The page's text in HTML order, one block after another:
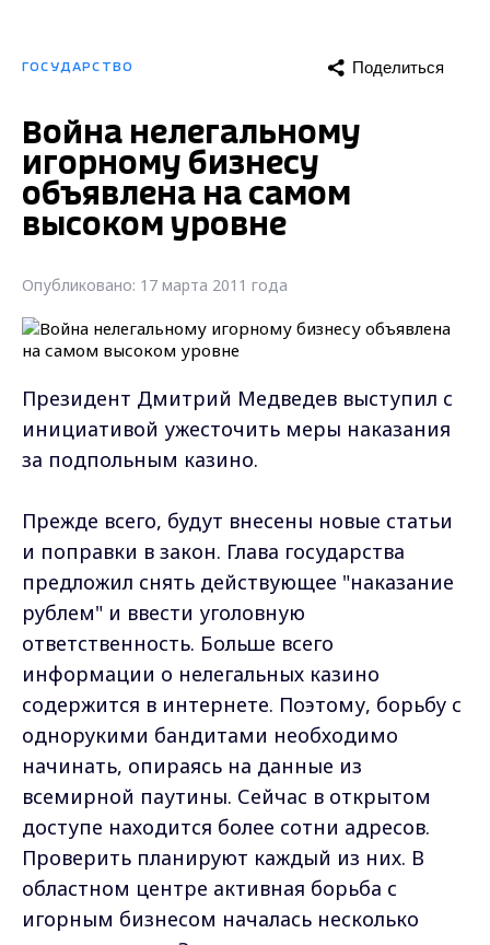
ГОСУДАРСТВО Поделиться
Война нелегальному
игорному бизнесу
объявлена на самом
высоком уровне
Опубликовано: 17 марта 2011 года
Президент Дмитрий Медведев выступил с
инициативой ужесточить меры наказания
за подпольным казино.
Прежде всего, будут внесены новые статьи
и поправки в закон. Глава государства
предложил снять действующее "наказание
рублем" и ввести уголовную
ответственность. Больше всего
информации о нелегальных казино
содержится в интернете. Поэтому, борьбу с
однорукими бандитами необходимо
начинать, опираясь на данные из
всемирной паутины. Сейчас в открытом
доступе находится более сотни адресов.
Проверить планируют каждый из них. В
областном центре активная борьба с
игорным бизнесом началась несколько